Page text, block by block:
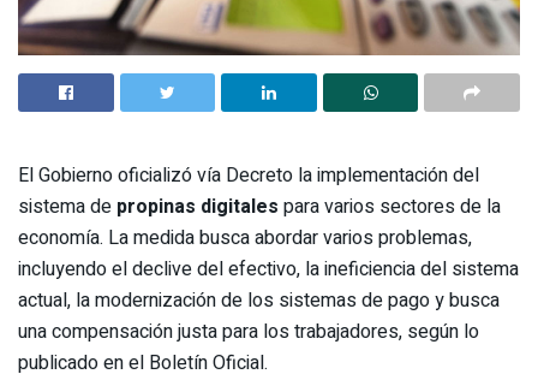
El Gobierno oficializó vía Decreto la implementación del
sistema de propinas digitales para varios sectores de la
economía. La medida busca abordar varios problemas,
incluyendo el declive del efectivo, la ineficiencia del sistema
actual, la modernización de los sistemas de pago y busca
una compensación justa para los trabajadores, según lo
publicado en el Boletín Oficial.